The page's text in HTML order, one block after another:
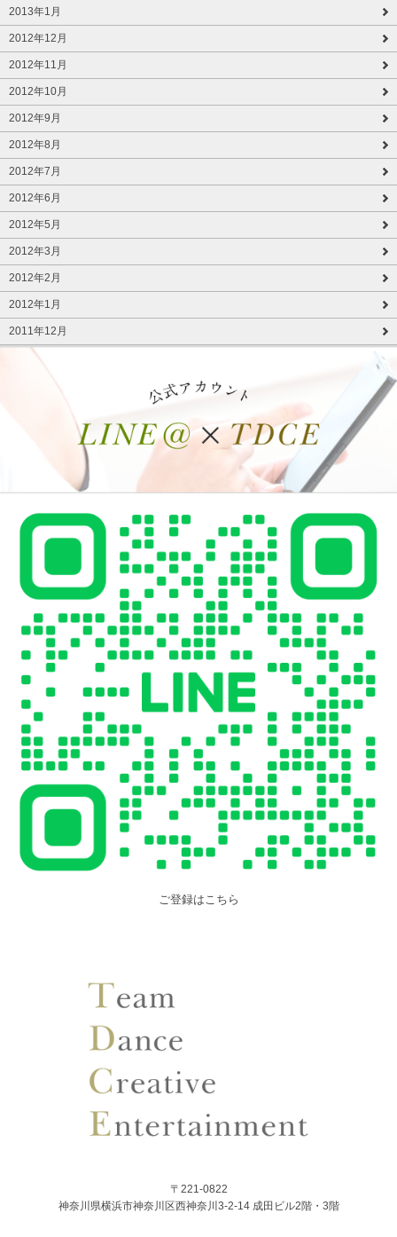
2013年1月
2012年12月
2012年11月
2012年10月
2012年9月
2012年8月
2012年7月
2012年6月
2012年5月
2012年3月
2012年2月
2012年1月
2011年12月
ご登録はこちら
〒221-0822
神奈川県横浜市神奈川区西神奈川3-2-14 成田ビル2階・3階